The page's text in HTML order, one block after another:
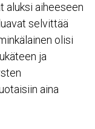
aluksi aiheeseen
selvittää
olisi
ja
aina